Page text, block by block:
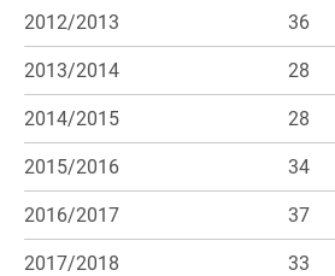
2012/2013 36
2013/2014 28
2014/2015 28
2015/2016 34
2016/2017 37
2017/2018 33